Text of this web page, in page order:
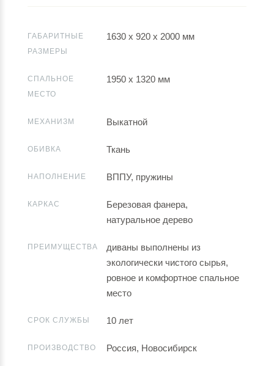
ГАБАРИТНЫЕ
РАЗМЕРЫ
1630 х 920 х 2000 мм
СПАЛЬНОЕ
МЕСТО
1950 х 1320 мм
МЕХАНИЗМ Выкатной
ОБИВКА Ткань
НАПОЛНЕНИЕ ВППУ, пружины
КАРКАС
Березовая фанера,
натуральное дерево
ПРЕИМУЩЕСТВА
диваны выполнены из
экологически чистого сырья,
ровное и комфортное спальное
место
СРОК СЛУЖБЫ 10 лет
ПРОИЗВОДСТВО Россия, Новосибирск